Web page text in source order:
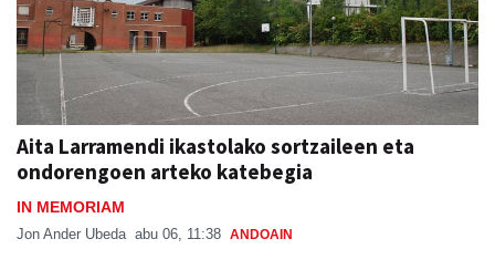
Aita Larramendi ikastolako sortzaileen eta
ondorengoen arteko katebegia
IN MEMORIAM
Jon Ander Ubeda abu 06, 11:38 ANDOAIN